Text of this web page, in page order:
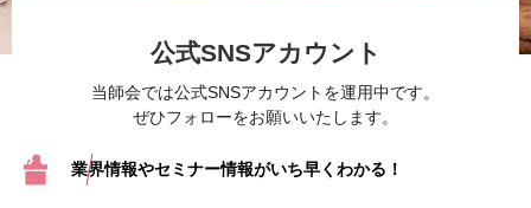
公式SNSアカウント
当師会では公式SNSアカウントを運用中です。
ぜひフォローをお願いいたします。
業界情報やセミナー情報がいち早くわかる！